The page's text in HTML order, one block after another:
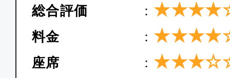
総合評価
：
料金 ：
座席 ：